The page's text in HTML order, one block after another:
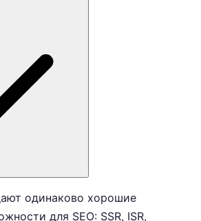
одинаково хорошие
для SEO: SSR, ISR,